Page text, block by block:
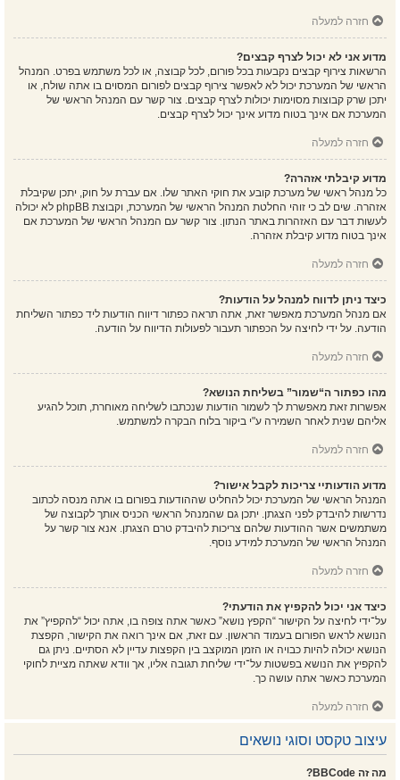
חזרה למעלה
מדוע אני לא יכול לצרף קבצים?
הרשאות צירוף קבצים נקבעות בכל פורום, לכל קבוצה, או לכל משתמש בפרט. המנהל
הראשי של המערכת יכול לא לאפשר צירוף קבצים לפורום המסוים בו אתה שולח, או
יתכן שרק קבוצות מסוימות יכולות לצרף קבצים. צור קשר עם המנהל הראשי של
המערכת אם אינך בטוח מדוע אינך יכול לצרף קבצים.
חזרה למעלה
מדוע קיבלתי אזהרה?
כל מנהל ראשי של מערכת קובע את חוקי האתר שלו. אם עברת על חוק, יתכן שקיבלת
אזהרה. שים לב כי זוהי החלטת המנהל הראשי של המערכת, וקבוצת phpBB לא יכולה
לעשות דבר עם האזהרות באתר הנתון. צור קשר עם המנהל הראשי של המערכת אם
אינך בטוח מדוע קיבלת אזהרה.
חזרה למעלה
כיצד ניתן לדווח למנהל על הודעות?
אם מנהל המערכת מאפשר זאת, אתה תראה כפתור דיווח הודעות ליד כפתור השליחת
הודעה. על ידי לחיצה על הכפתור תעבור לפעולות הדיווח על הודעה.
חזרה למעלה
מהו כפתור ה“שמור” בשליחת הנושא?
אפשרות זאת מאפשרת לך לשמור הודעות שנכתבו לשליחה מאוחרת, תוכל להגיע
אליהם שנית לאחר השמירה ע"י ביקור בלוח הבקרה למשתמש.
חזרה למעלה
מדוע הודעותיי צריכות לקבל אישור?
המנהל הראשי של המערכת יכול להחליט שההודעות בפורום בו אתה מנסה לכתוב
נדרשות להיבדק לפני הצגתן. יתכן גם שהמנהל הראשי הכניס אותך לקבוצה של
משתמשים אשר ההודעות שלהם צריכות להיבדק טרם הצגתן. אנא צור קשר על
המנהל הראשי של המערכת למידע נוסף.
חזרה למעלה
כיצד אני יכול להקפיץ את הודעתי?
על־ידי לחיצה על הקישור “הקפץ נושא” כאשר אתה צופה בו, אתה יכול “להקפיץ” את
הנושא לראש הפורום בעמוד הראשון. עם זאת, אם אינך רואה את הקישור, הקפצת
הנושא יכולה להיות כבויה או הזמן המוקצב בין הקפצות עדיין לא הסתיים. ניתן גם
להקפיץ את הנושא בפשטות על־ידי שליחת תגובה אליו, אך וודא שאתה מציית לחוקי
המערכת כאשר אתה עושה כך.
חזרה למעלה
עיצוב טקסט וסוגי נושאים
מה זה BBCode?